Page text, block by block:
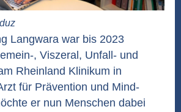
Langwara war bis 2023
, Viszeral, Unfall- und
Rheinland Klinikum in
für Prävention und Mind-
er nun Menschen dabei